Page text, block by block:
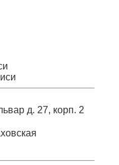
д. 27, корп. 2